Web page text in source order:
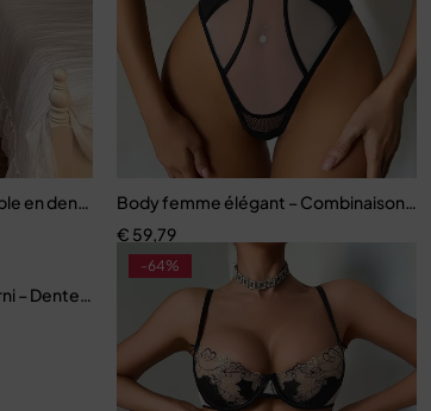
en dentelle brodée avec porte-jarretelles et bas
Body femme élégant – Combinaison
€ 59,79
– Dentelle à cils et détails à œillets
-64%